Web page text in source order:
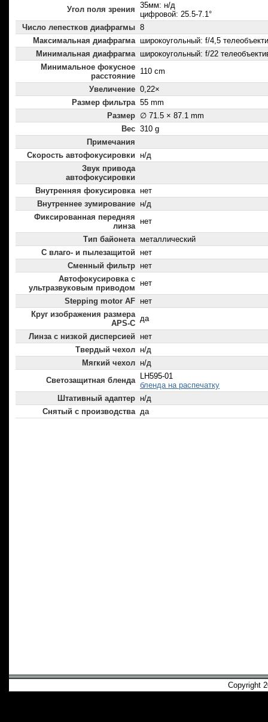
Угол поля зрения 35мм: н/д
цифровой: 25.5-7.1°
Число лепестков диафрагмы 8
Максимальная диафрагма широкоугольный: f/4,5
Минимальная диафрагма широкоугольный: f/22
Минимальное фокусное
расстояние
110 cm
Увеличение 0,22×
Размер фильтра 55 mm
Размер ∅ 71.5 × 87.1 mm
Вес 310 g
Примечания
Скорость автофокусировки н/д
Звук привода
автофокусировки
Внутренняя фокусировка нет
Внутреннее зумирование н/д
Фиксированная передняя
линза
нет
Тип байонета металлический
С влаго- и пылезащитой нет
Сменный фильтр нет
Автофокусировка с
ультразвуковым приводом
нет
Stepping motor AF нет
Круг изображения размера
APS-C
да
Линза с низкой дисперсией
нет
Твердый чехол н/д
Мягкий чехол н/д
Светозащитная бленда
LH595-01
бленда на распечатку
Штативный адаптер н/д
Снятый с производства да
Copyright